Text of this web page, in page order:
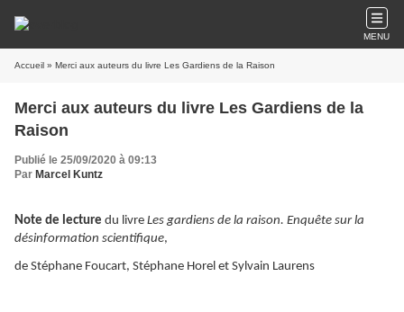
MENU
Accueil » Merci aux auteurs du livre Les Gardiens de la Raison
Merci aux auteurs du livre Les Gardiens de la
Raison
Publié le 25/09/2020 à 09:13
Par Marcel Kuntz
Note de lecture du livre Les gardiens de la raison. Enquête sur la
désinformation scientifique,
de Stéphane Foucart, Stéphane Horel et Sylvain Laurens